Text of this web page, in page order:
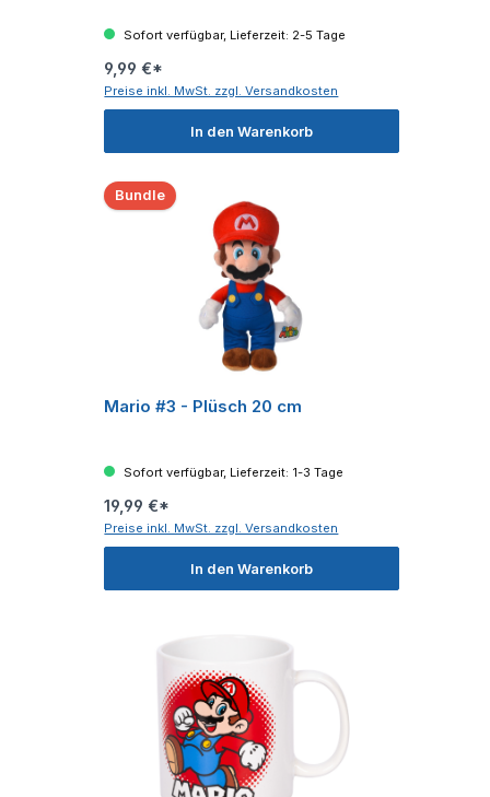
Sofort verfügbar, Lieferzeit: 2-5 Tage
9,99 €*
Preise inkl. MwSt. zzgl. Versandkosten
In den Warenkorb
Bundle
Mario #3 - Plüsch 20 cm
Sofort verfügbar, Lieferzeit: 1-3 Tage
19,99 €*
Preise inkl. MwSt. zzgl. Versandkosten
In den Warenkorb